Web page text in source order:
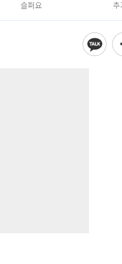
슬퍼요